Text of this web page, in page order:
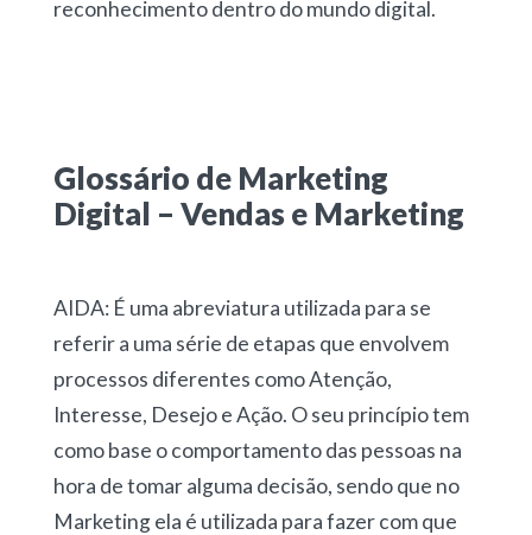
reconhecimento dentro do mundo digital.
Glossário de Marketing
Digital – Vendas e Marketing
AIDA: É uma abreviatura utilizada para se
referir a uma série de etapas que envolvem
processos diferentes como Atenção,
Interesse, Desejo e Ação. O seu princípio tem
como base o comportamento das pessoas na
hora de tomar alguma decisão, sendo que no
Marketing ela é utilizada para fazer com que